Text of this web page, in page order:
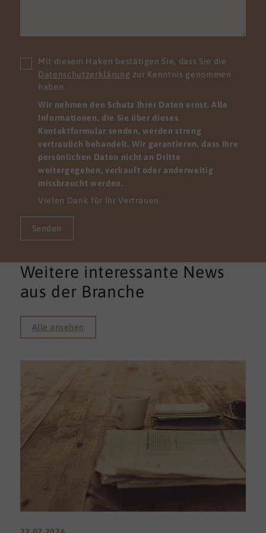
Mit diesem Haken bestätigen Sie, dass Sie die
Datenschutzerklärung zur Kenntnis genommen
haben.
Wir nehmen den Schutz Ihrer Daten ernst. Alle
Informationen, die Sie über dieses
Kontaktformular senden, werden streng
vertraulich behandelt. Wir garantieren, dass Ihre
persönlichen Daten nicht an Dritte
weitergegeben, verkauft oder anderweitig
missbraucht werden.
Vielen Dank für Ihr Vertrauen.
Senden
Weitere interessante News
aus der Branche
Alle ansehen